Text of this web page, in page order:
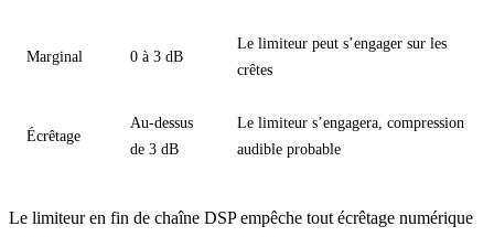
Marginal 0 à 3 dB
Le limiteur peut s’engager sur les
crêtes
Écrêtage
Au-dessus
de 3 dB
Le limiteur s’engagera, compression
audible probable
Le limiteur en fin de chaîne DSP empêche tout écrêtage numérique